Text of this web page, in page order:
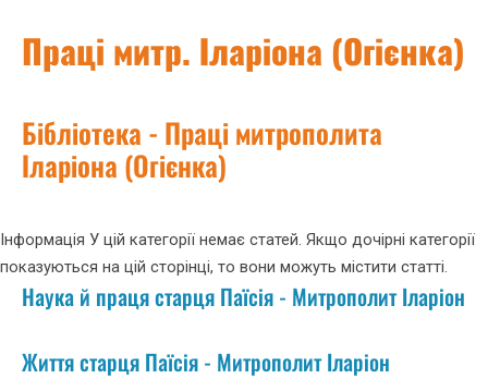
Праці митр. Іларіона (Огієнка)
Бібліотека - Праці митрополита
Іларіона (Огієнка)
Інформація У цій категорії немає статей. Якщо дочірні категорії
показуються на цій сторінці, то вони можуть містити статті.
Наука й праця старця Паїсія - Митрополит Іларіон
Життя старця Паїсія - Митрополит Іларіон